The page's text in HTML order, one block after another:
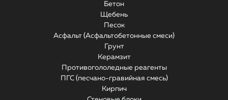
Бетон
Щебень
Песок
Асфальт (Асфальтобетонные смеси)
Грунт
Керамзит
Противогололедные реагенты
ПГС (песчано-гравийная смесь)
Кирпич